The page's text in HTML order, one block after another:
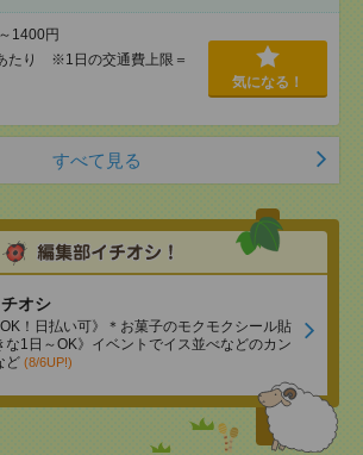
1400円
たり ※1日の交通費上限＝
気になる！
すべて見る
オシ
OK！日払い可》＊お菓子のモクモクシール貼
な1日～OK》イベントでイス並べなどのカン
ど (8/6UP!)